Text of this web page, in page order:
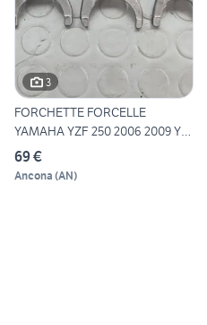
3
FORCHETTE FORCELLE
YAMAHA YZF 250 2006 2009 YZ-
F 2
69 €
Ancona (AN)